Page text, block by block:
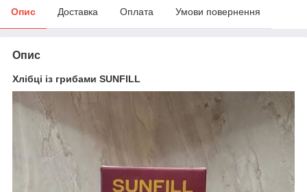
Опис Доставка Оплата Умови повернення
Опис
Хлібці із грибами SUNFILL